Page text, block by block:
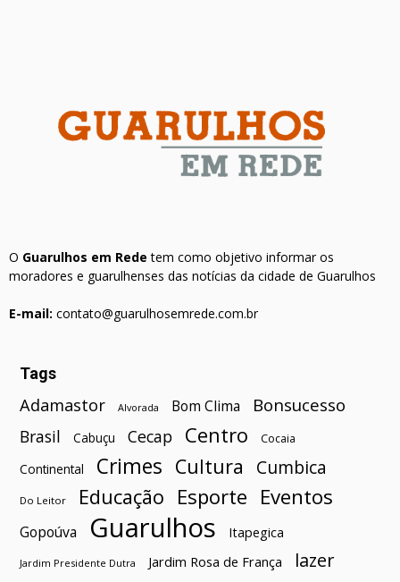
O Guarulhos em Rede tem como objetivo informar os
moradores e guarulhenses das notícias da cidade de Guarulhos
E-mail: contato@guarulhosemrede.com.br
Tags
Adamastor Alvorada Bom Clima Bonsucesso
Brasil Cabuçu Cecap Centro Cocaia
Continental Crimes Cultura Cumbica
Do Leitor Educação Esporte Eventos
Gopoúva Guarulhos Itapegica
Jardim Presidente Dutra Jardim Rosa de França
lazer